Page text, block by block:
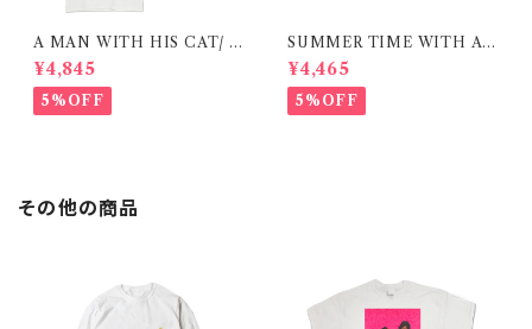
A MAN WITH HIS CAT/ T
-shirt 在庫限りで終了
¥4,845
5%OFF
SUMMER TIME WITH A
CAT / GREEN / T-shirt 在庫
限りで終了
¥4,465
5%OFF
その他の商品